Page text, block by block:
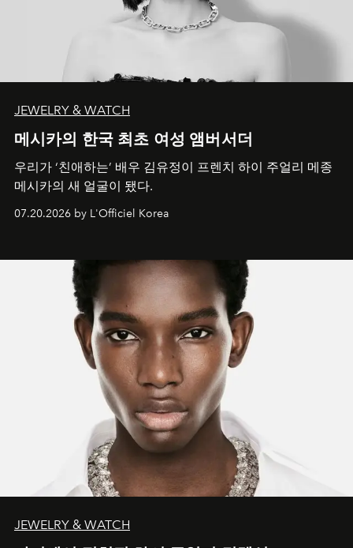
JEWELRY & WATCH
메시카의 한국 최초 여성 앰버서더
우리가 ‘친애하는’ 배우 김유정이 프렌치 하이 주얼리 메종
메시카의 새 얼굴이 됐다.
07.20.2026 by L'Officiel Korea
JEWELRY & WATCH